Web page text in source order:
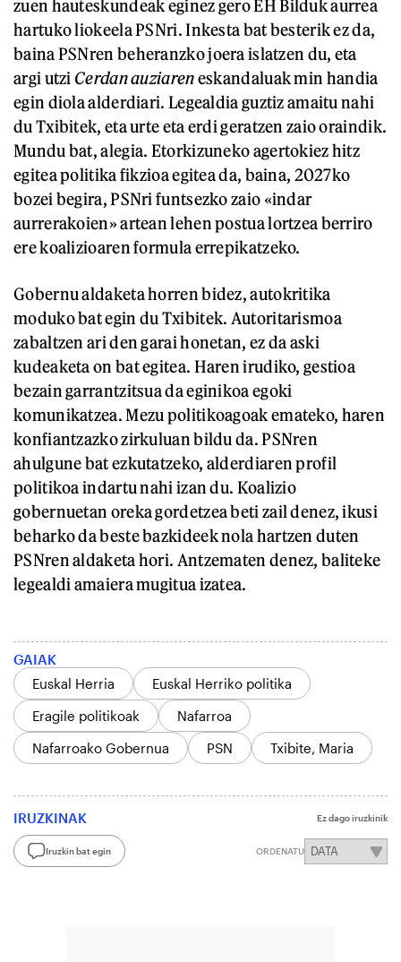
zuen hauteskundeak eginez gero EH Bilduk aurrea
hartuko liokeela PSNri. Inkesta bat besterik ez da,
baina PSNren beheranzko joera islatzen du, eta
argi utzi Cerdan auziareneskandaluak min handia
egin diola alderdiari. Legealdia guztiz amaitu nahi
du Txibitek, eta urte eta erdi geratzen zaio oraindik.
Mundu bat, alegia. Etorkizuneko agertokiez hitz
egitea politika fikzioa egitea da, baina, 2027ko
bozei begira, PSNri funtsezko zaio «indar
aurrerakoien» artean lehen postua lortzea berriro
ere koalizioaren formula errepikatzeko.
Gobernu aldaketa horren bidez, autokritika
moduko bat egin du Txibitek. Autoritarismoa
zabaltzen ari den garai honetan, ez da aski
kudeaketa on bat egitea. Haren irudiko, gestioa
bezain garrantzitsua da eginikoa egoki
komunikatzea. Mezu politikoagoak emateko, haren
konfiantzazko zirkuluan bildu da. PSNren
ahulgune bat ezkutatzeko, alderdiaren profil
politikoa indartu nahi izan du. Koalizio
gobernuetan oreka gordetzea beti zail denez, ikusi
beharko da beste bazkideek nola hartzen duten
PSNren aldaketa hori. Antzematen denez, baliteke
legealdi amaiera mugitua izatea.
GAIAK
Euskal Herria
Euskal Herriko politika
Eragile politikoak
Nafarroa
Nafarroako Gobernua
PSN Txibite, Maria
IRUZKINAK Ez dago iruzkinik
Iruzkin bat egin ORDENATU